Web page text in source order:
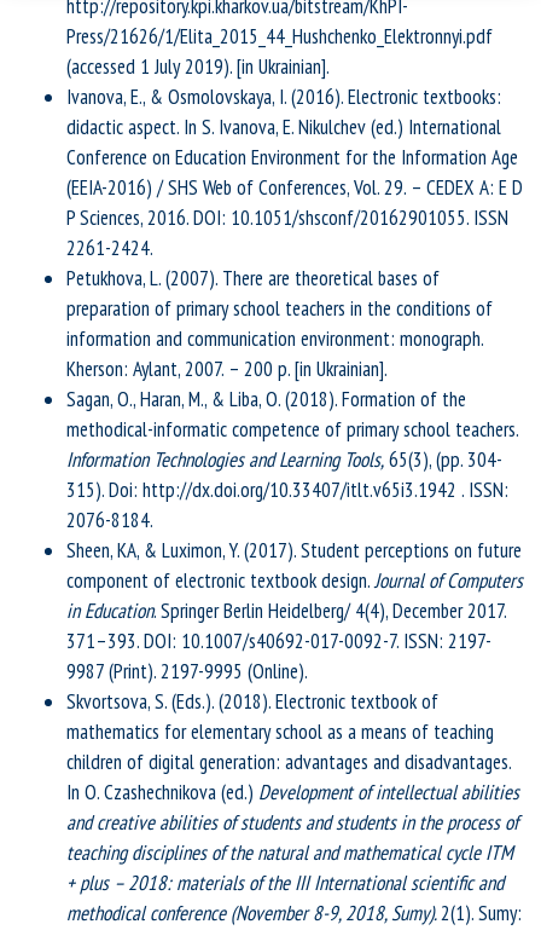
http://repository.kpi.kharkov.ua/bitstream/KhPI-
Press/21626/1/Elita_2015_44_Hushchenko_Elektronnyi.pdf
(accessed 1 July 2019). [in Ukrainian].
Ivanova, E., & Osmolovskaya, I. (2016). Electronic textbooks:
didactic aspect. In S. Ivanova, E. Nikulchev (ed.) International
Conference on Education Environment for the Information Age
(EEIA-2016) / SHS Web of Conferences, Vol. 29. – CEDEX A: E D
P Sciences, 2016. DOI: 10.1051/shsconf/20162901055. ISSN
2261-2424.
Petukhova, L. (2007). There are theoretical bases of
preparation of primary school teachers in the conditions of
information and communication environment: monograph.
Kherson: Aylant, 2007. – 200 p. [in Ukrainian].
Sagan, O., Haran, M., & Liba, O. (2018). Formation of the
methodical-informatic competence of primary school teachers.
Information Technologies and Learning Tools,65(3), (pp. 304-
315). Doi: http://dx.doi.org/10.33407/itlt.v65i3.1942 . ISSN:
2076-8184.
Sheen, KA, & Luximon, Y. (2017). Student perceptions on future
component of electronic textbook design.Journal of Computers
in Education. Springer Berlin Heidelberg/ 4(4), December 2017.
371–393. DOI: 10.1007/s40692-017-0092-7. ISSN: 2197-
9987 (Print). 2197-9995 (Online).
Skvortsova, S. (Eds.). (2018). Electronic textbook of
mathematics for elementary school as a means of teaching
children of digital generation: advantages and disadvantages.
In O. Czashechnikova (ed.) Development of intellectual abilities
and creative abilities of students and students in the process of
teaching disciplines of the natural and mathematical cycle ITM
+ plus – 2018: materials of the III International scientific and
methodical conference (November 8-9, 2018, Sumy).2(1). Sumy: